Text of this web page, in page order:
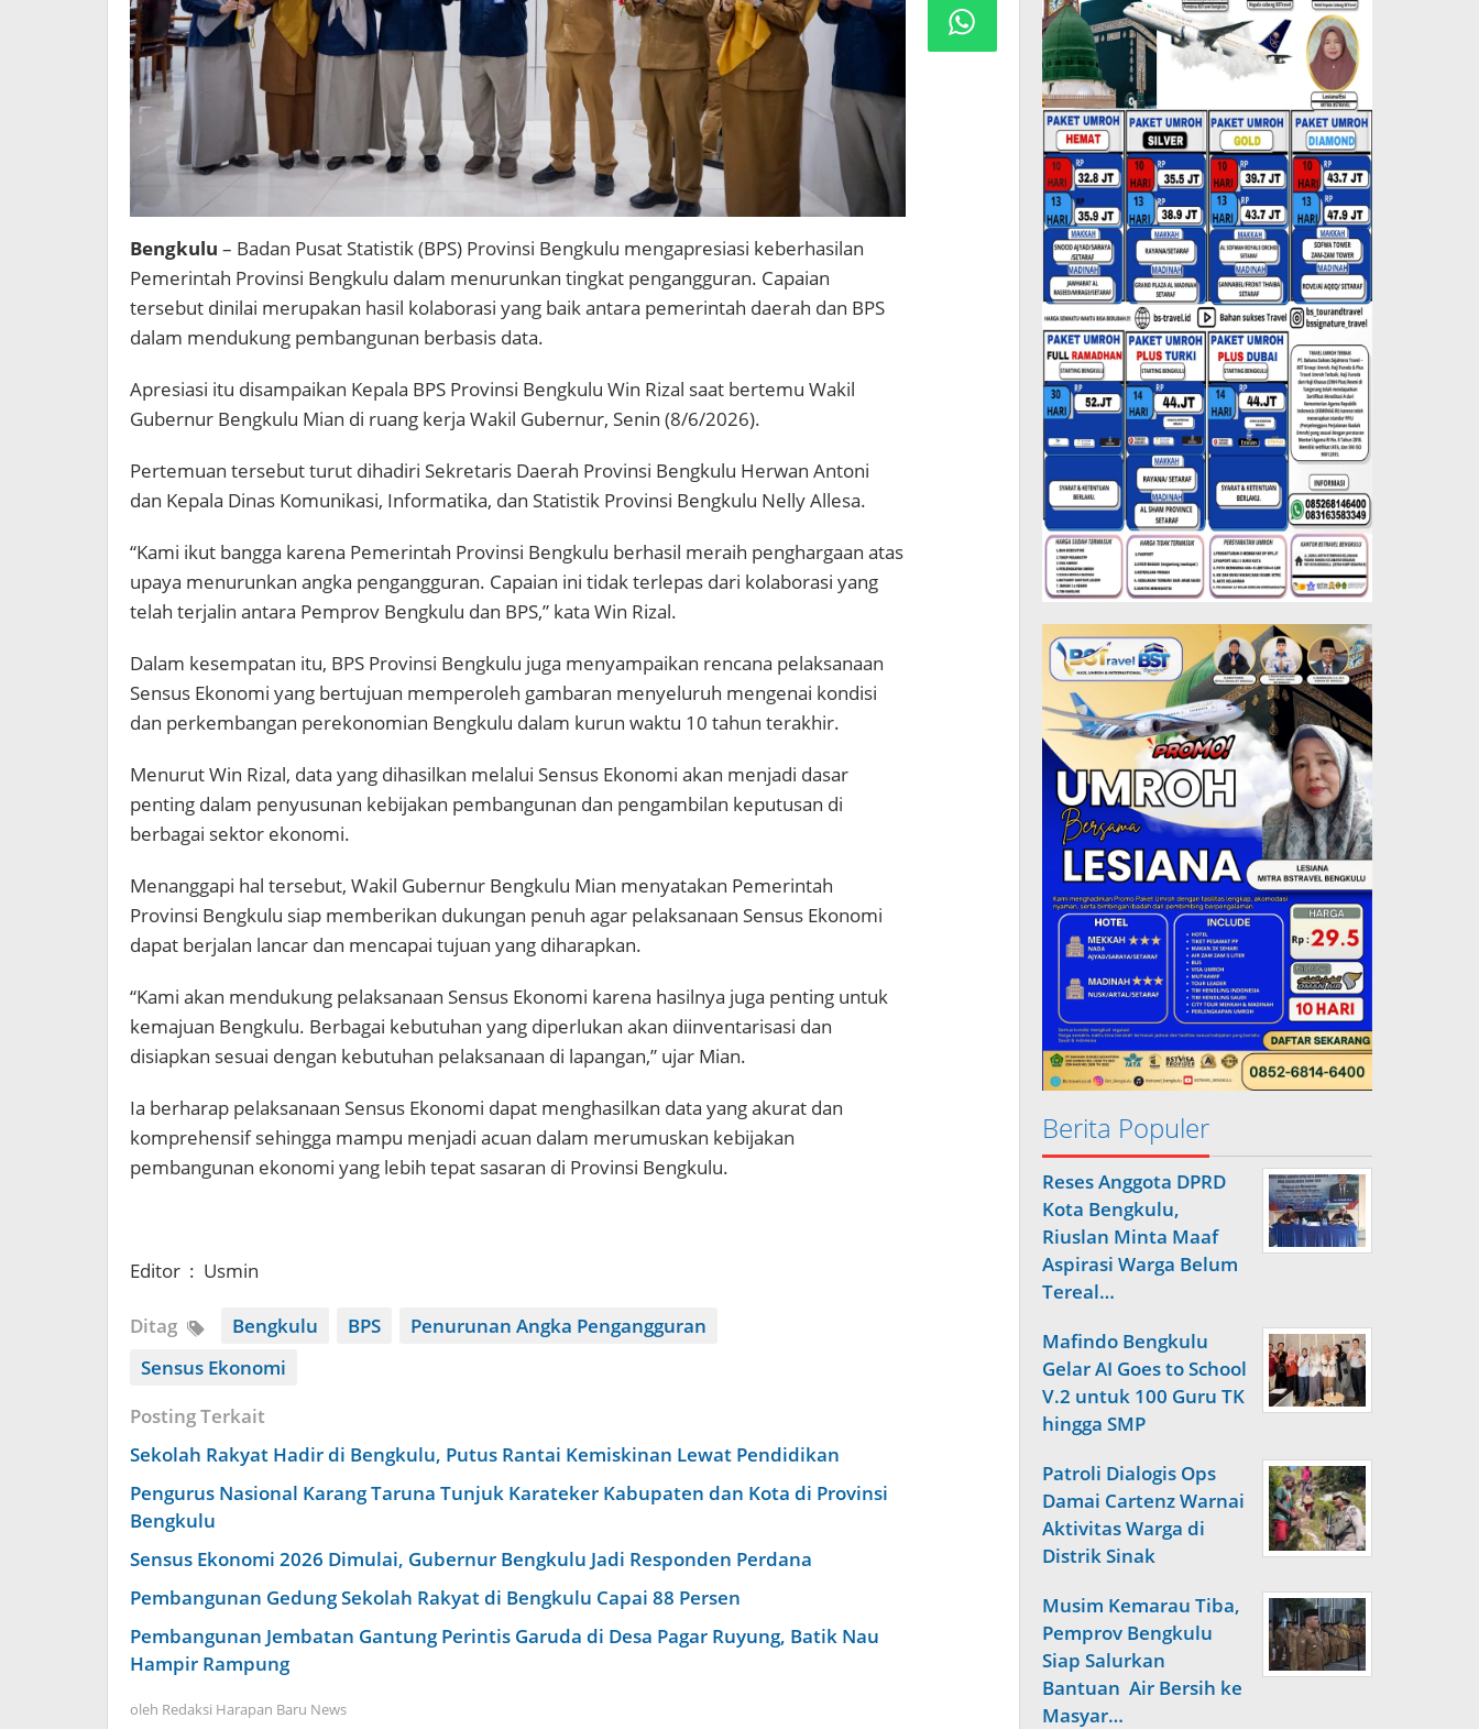
Bengkulu – Badan Pusat Statistik (BPS) Provinsi Bengkulu mengapresiasi keberhasilan
Pemerintah Provinsi Bengkulu dalam menurunkan tingkat pengangguran. Capaian
tersebut dinilai merupakan hasil kolaborasi yang baik antara pemerintah daerah dan BPS
dalam mendukung pembangunan berbasis data.
Apresiasi itu disampaikan Kepala BPS Provinsi Bengkulu Win Rizal saat bertemu Wakil
Gubernur Bengkulu Mian di ruang kerja Wakil Gubernur, Senin (8/6/2026).
Pertemuan tersebut turut dihadiri Sekretaris Daerah Provinsi Bengkulu Herwan Antoni
dan Kepala Dinas Komunikasi, Informatika, dan Statistik Provinsi Bengkulu Nelly Allesa.
“Kami ikut bangga karena Pemerintah Provinsi Bengkulu berhasil meraih penghargaan atas
upaya menurunkan angka pengangguran. Capaian ini tidak terlepas dari kolaborasi yang
telah terjalin antara Pemprov Bengkulu dan BPS,” kata Win Rizal.
Dalam kesempatan itu, BPS Provinsi Bengkulu juga menyampaikan rencana pelaksanaan
Sensus Ekonomi yang bertujuan memperoleh gambaran menyeluruh mengenai kondisi
dan perkembangan perekonomian Bengkulu dalam kurun waktu 10 tahun terakhir.
Menurut Win Rizal, data yang dihasilkan melalui Sensus Ekonomi akan menjadi dasar
penting dalam penyusunan kebijakan pembangunan dan pengambilan keputusan di
berbagai sektor ekonomi.
Menanggapi hal tersebut, Wakil Gubernur Bengkulu Mian menyatakan Pemerintah
Provinsi Bengkulu siap memberikan dukungan penuh agar pelaksanaan Sensus Ekonomi
dapat berjalan lancar dan mencapai tujuan yang diharapkan.
“Kami akan mendukung pelaksanaan Sensus Ekonomi karena hasilnya juga penting untuk
kemajuan Bengkulu. Berbagai kebutuhan yang diperlukan akan diinventarisasi dan
disiapkan sesuai dengan kebutuhan pelaksanaan di lapangan,” ujar Mian.
Ia berharap pelaksanaan Sensus Ekonomi dapat menghasilkan data yang akurat dan
komprehensif sehingga mampu menjadi acuan dalam merumuskan kebijakan
pembangunan ekonomi yang lebih tepat sasaran di Provinsi Bengkulu.
Editor : Usmin
Ditag Bengkulu BPS
Penurunan Angka Pengangguran
Sensus Ekonomi
Posting Terkait
Sekolah Rakyat Hadir di Bengkulu, Putus Rantai Kemiskinan Lewat Pendidikan
Pengurus Nasional Karang Taruna Tunjuk Karateker Kabupaten dan Kota di Provinsi
Bengkulu
Sensus Ekonomi 2026 Dimulai, Gubernur Bengkulu Jadi Responden Perdana
Pembangunan Gedung Sekolah Rakyat di Bengkulu Capai 88 Persen
Pembangunan Jembatan Gantung Perintis Garuda di Desa Pagar Ruyung, Batik Nau
Hampir Rampung
oleh Redaksi Harapan Baru News
Berita Populer
Reses Anggota DPRD
Kota Bengkulu,
Riuslan Minta Maaf
Aspirasi Warga Belum
Tereal…
Mafindo Bengkulu
Gelar AI Goes to School
V.2 untuk 100 Guru TK
hingga SMP
Patroli Dialogis Ops
Damai Cartenz Warnai
Aktivitas Warga di
Distrik Sinak
Musim Kemarau Tiba,
Pemprov Bengkulu
Siap Salurkan
Bantuan Air Bersih ke
Masyar…